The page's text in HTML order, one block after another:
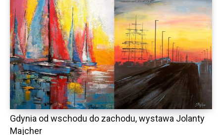
Gdynia od wschodu do zachodu, wystawa Jolanty
Majcher